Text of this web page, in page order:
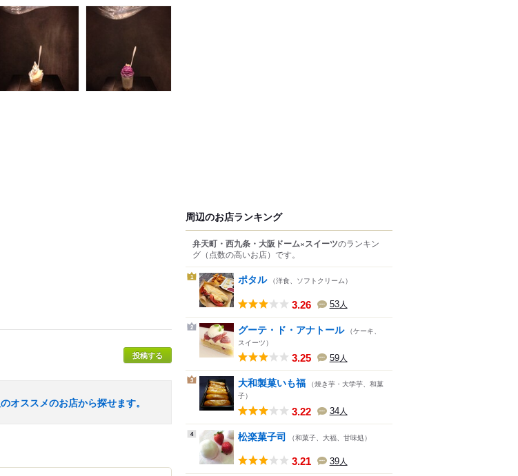
投稿する
オススメのお店から探せます。
周辺のお店ランキング
弁天町・西九条・大阪ドーム×スイーツのランキン
グ （点数の高いお店） です。
1 ポタル （洋食、ソフトクリーム）
3.26 53人
2 グーテ・ド・アナトール （ケーキ、
スイーツ）
3.25 59人
3 大和製菓いも福 （焼き芋・大学芋、和菓
子）
3.22 34人
4 松楽菓子司 （和菓子、大福、甘味処）
3.21 39人